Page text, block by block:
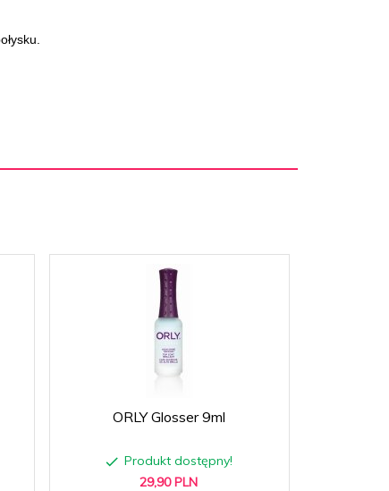
ORLY Glosser 9ml
Produkt dostępny!
29,90 PLN